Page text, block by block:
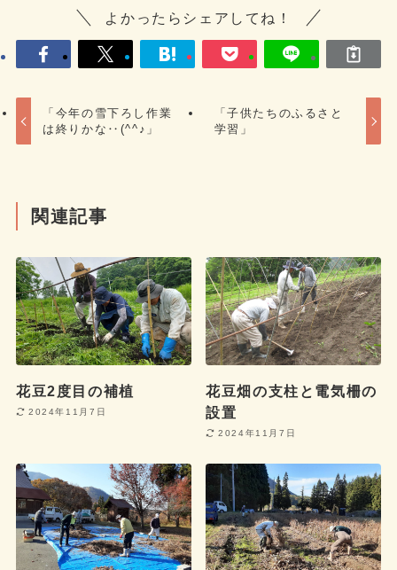
よかったらシェアしてね！
「今年の雪下ろし作業
は終りかな‥(^^♪」
「子供たちのふるさと
学習」
関連記事
花豆2度目の補植
2024年11月7日
花豆畑の支柱と電気柵の
設置
2024年11月7日